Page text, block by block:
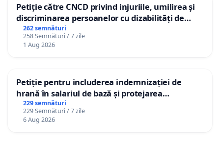
Petiție către CNCD privind injuriile, umilirea și
discriminarea persoanelor cu dizabilități de
către utilizatorul TikTok „Gorici”
262 semnături
258 Semnături / 7 zile
1 Aug 2026
Petiție pentru includerea indemnizației de
hrană în salariul de bază și protejarea
gradațiilor de vechime pentru asistenții
personali
229 semnături
229 Semnături / 7 zile
6 Aug 2026